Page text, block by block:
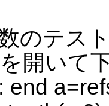
のテス
開いて
end